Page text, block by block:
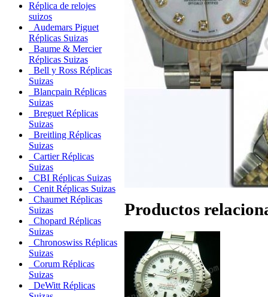
Réplica de relojes
suizos
Audemars Piguet
Réplicas Suizas
Baume & Mercier
Réplicas Suizas
Bell y Ross Réplicas
Suizas
Blancpain Réplicas
Suizas
Breguet Réplicas
Suizas
Breitling Réplicas
Suizas
Cartier Réplicas
Suizas
CBI Réplicas Suizas
Cenit Réplicas Suizas
Chaumet Réplicas
Suizas
Chopard Réplicas
Suizas
Chronoswiss Réplicas
Suizas
Corum Réplicas
Suizas
DeWitt Réplicas
Productos